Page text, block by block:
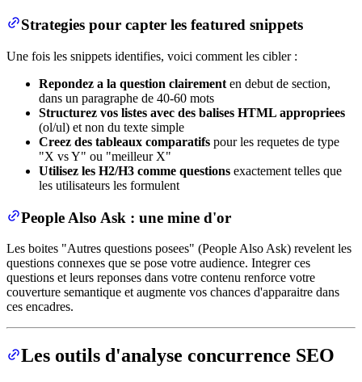
Strategies pour capter les featured snippets
Une fois les snippets identifies, voici comment les cibler :
Repondez a la question clairement en debut de section,
dans un paragraphe de 40-60 mots
Structurez vos listes avec des balises HTML appropriees
(ol/ul) et non du texte simple
Creez des tableaux comparatifs pour les requetes de type
"X vs Y" ou "meilleur X"
Utilisez les H2/H3 comme questions exactement telles que
les utilisateurs les formulent
People Also Ask : une mine d'or
Les boites "Autres questions posees" (People Also Ask) revelent les
questions connexes que se pose votre audience. Integrer ces
questions et leurs reponses dans votre contenu renforce votre
couverture semantique et augmente vos chances d'apparaitre dans
ces encadres.
Les outils d'analyse concurrence SEO